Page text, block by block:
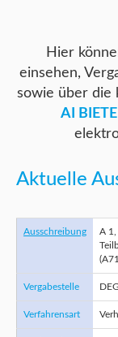
Hier
einsehen,
sowie über die
AI
Aktuelle
Ausschreibung
A 1,
Vergabestelle
Verfahrensart